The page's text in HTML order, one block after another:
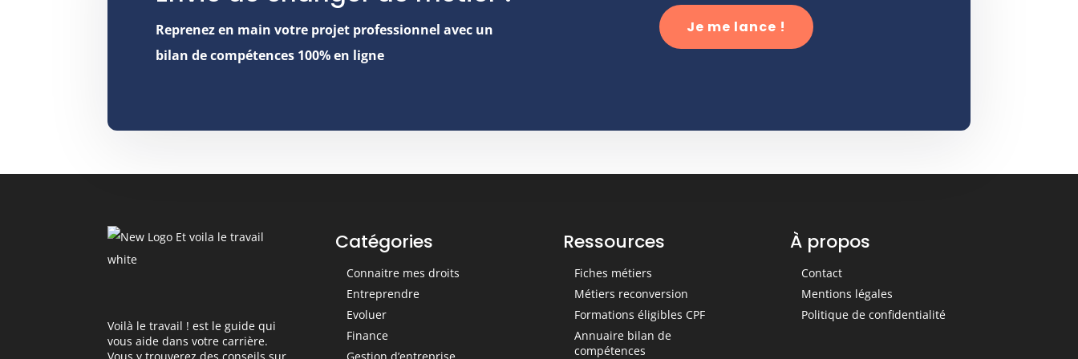
Reprenez en main votre projet professionnel avec un
bilan de compétences 100% en ligne
Je me lance !
Voilà le travail ! est le guide qui
vous aide dans votre carrière.
Catégories
Connaitre mes droits
Entreprendre
Evoluer
Finance
Gestion d’entreprise
Ressources
Fiches métiers
Métiers reconversion
Formations éligibles CPF
Annuaire bilan de
compétences
À propos
Contact
Mentions légales
Politique de confidentialité